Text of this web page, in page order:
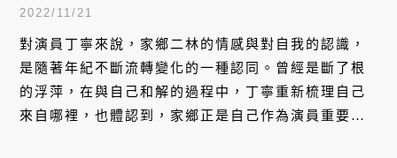
2022/11/21
對演員丁寧來說，家鄉二林的情感與對自我的認識，
是隨著年紀不斷流轉變化的一種認同。曾經是斷了根
的浮萍，在與自己和解的過程中，丁寧重新梳理自己
來自哪裡，也體認到，家鄉正是自己作為演員重要的